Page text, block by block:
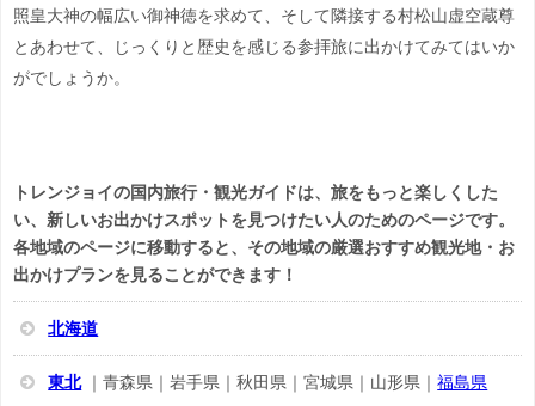
照皇大神の幅広い御神徳を求めて、そして隣接する村松山虚空蔵尊
とあわせて、じっくりと歴史を感じる参拝旅に出かけてみてはいか
がでしょうか。
トレンジョイの国内旅行・観光ガイドは、旅をもっと楽しくした
い、新しいお出かけスポットを見つけたい人のためのページです。
各地域のページに移動すると、その地域の厳選おすすめ観光地・お
出かけプランを見ることができます！
北海道
東北｜青森県｜岩手県｜秋田県｜宮城県｜山形県｜福島県